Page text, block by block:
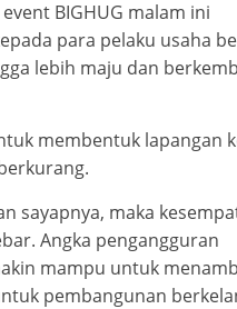
BIGHUG malam ini
para pelaku usaha
lebih maju dan
membentuk lapangan
sayapnya, maka
Angka pengangguran
mampu untuk
pembangunan